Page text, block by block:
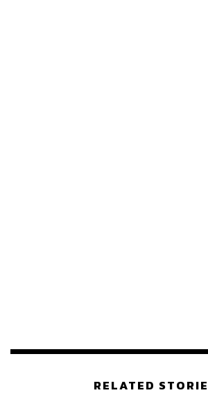
เพื่อกระตุ้นการลงทุนและการเติบโตของ
Status) ซาร์โคเนกล่าวว่า “ประเทศไทยจ
RELATED